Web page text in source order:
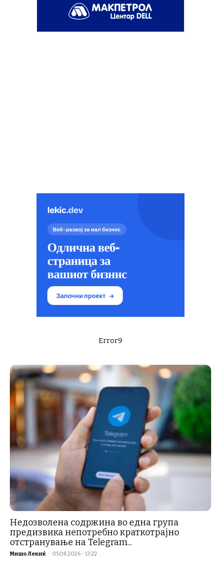
Error9
Недозволена содржина во една група
предизвика непотребно краткотрајно
отстранување на Telegram...
Мишо Лекиќ - 05.08.2026 - 13:22